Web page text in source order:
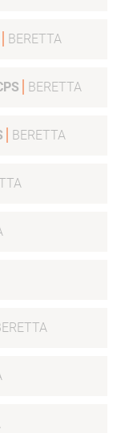
BERETTA
BERETTA
BERETTA